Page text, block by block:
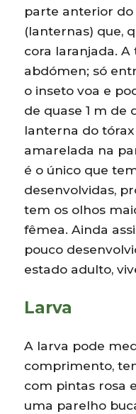
parte anterior
(lanternas) que,
cora laranjada.
abdómen; só
o inseto voa e
de quase 1 m de
lanterna do
amarelada na
é o único que
desenvolvidas,
tem os olhos
fêmea. Ainda
pouco
estado adulto,
Larva
A larva pode
comprimento,
com pintas rosa
uma parelho